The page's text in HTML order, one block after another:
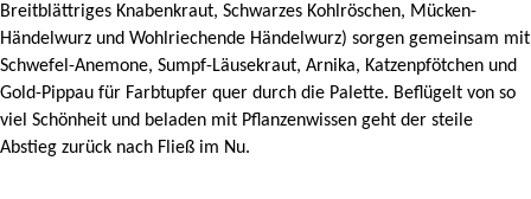
Breitblättriges Knabenkraut, Schwarzes Kohlröschen, Mücken-
Händelwurz und Wohlriechende Händelwurz) sorgen gemeinsam mit
Schwefel-Anemone, Sumpf-Läusekraut, Arnika, Katzenpfötchen und
Gold-Pippau für Farbtupfer quer durch die Palette. Beflügelt von so
viel Schönheit und beladen mit Pflanzenwissen geht der steile
Abstieg zurück nach Fließ im Nu.